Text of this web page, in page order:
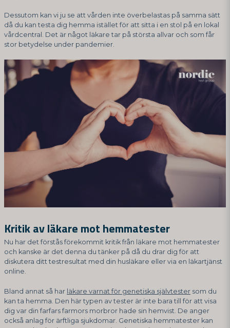
Dessutom kan vi ju se att vården inte överbelastas på samma sätt
då du kan testa dig hemma istället för att sitta i en stol på en lokal
vårdcentral. Det är något läkare tar på största allvar och som får
stor betydelse under pandemier.
Kritik av läkare mot hemmatester
Nu har det förstås förekommit kritik från läkare mot hemmatester
och kanske är det denna du tänker på då du drar dig för att
diskutera ditt testresultat med din husläkare eller via en läkartjänst
online.
Bland annat så har läkare varnat för genetiska självtester som du
kan ta hemma. Den här typen av tester är inte bara till för att visa
dig var din farfars farmors morbror hade sin hemvist. De anger
också anlag för ärftliga sjukdomar. Genetiska hemmatester kan